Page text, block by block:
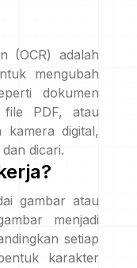
(OCR) adalah
mengubah
dokumen
PDF, atau
kamera digital,
dicari.
gambar atau
menjadi
setiap
karakter